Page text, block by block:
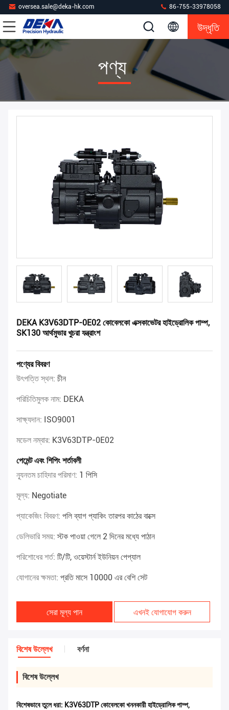
oversea.sale@deka-hk.com 86-755-33978058
উদ্ধৃতি
পণ্য
DEKA K3V63DTP-0E02 কোবেলকো এক্সকাভেটর হাইড্রোলিক পাম্প,
SK130 আর্থমুভার খুচরা যন্ত্রাংশ
পণ্যের বিবরণ
উৎপত্তি স্থল: চীন
পরিচিতিমুলক নাম: DEKA
সাক্ষ্যদান: ISO9001
মডেল নম্বার: K3V63DTP-0E02
পেমেন্ট এবং শিপিং শর্তাবলী
ন্যূনতম চাহিদার পরিমাণ: 1 পিসি
মূল্য: Negotiate
প্যাকেজিং বিবরণ: পলি ব্যাগ প্যাকিং তারপর কাঠের বাক্সে
ডেলিভারি সময়:স্টক পাওয়া গেলে 2 দিনের মধ্যে পাঠান
পরিশোধের শর্ত: টি/টি, ওয়েস্টার্ন ইউনিয়ন পেপ্যাল
যোগানের ক্ষমতা: প্রতি মাসে 10000 এর বেশি সেট
সেরা মূল্য পান এখনই যোগাযোগ করুন
বিশেষ উল্লেখ বর্ণনা
বিশেষ উল্লেখ
বিশেষভাবে তুলে ধরা: K3V63DTP কোবেলকো খননকারী হাইড্রোলিক পাম্প,